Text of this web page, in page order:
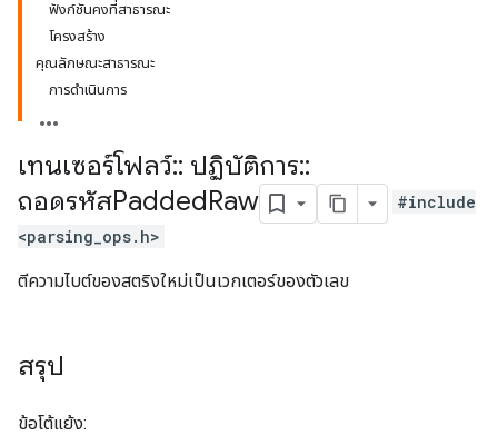
ฟังก์ชันคงที่สาธารณะ
โครงสร้าง
คุณลักษณะสาธารณะ
การดำเนินการ
เทนเซอร์โฟลว์:: ปฏิบัติการ::
ถอดรหัสPaddedRaw
#include
<parsing_ops.h>
ตีความไบต์ของสตริงใหม่เป็นเวกเตอร์ของตัวเลข
สรุป
ข้อโต้แย้ง: